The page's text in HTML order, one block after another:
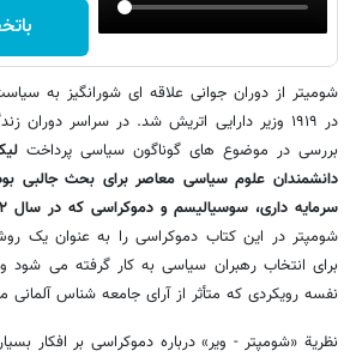
شومیتر از دوران جوانی علاقه ای شورانگیز به
در ۱۹۱۹ وزیر دارایی اتریش شد. در سراسر
بررسی در موضوع های گوناگون سیاسی پرداخت
دانشمندان علوم سیاسی معاصر برای بحث جالبی
سرمایه داری، سوسیالیسم و دموکراسی که در سال ۱۹۴۲ منتشر شد
شومپتر در این کتاب دموکراسی را به عنوان یک
برای انتخاب رهبران سیاسی به کار گرفته می
نفسه رویکردی که متأثر از آرای جامعه شناس
نظریة «شومپتر - ویر» درباره دموکراسی بر افکار